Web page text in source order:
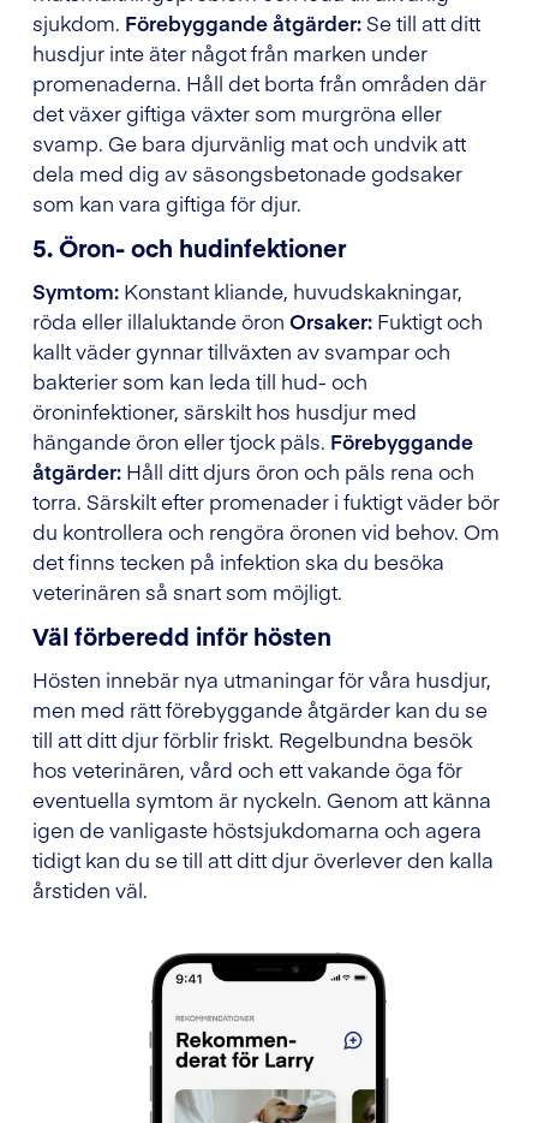
sjukdom. Förebyggande åtgärder:Se till att ditt
husdjur inte äter något från marken under
promenaderna. Håll det borta från områden där
det växer giftiga växter som murgröna eller
svamp. Ge bara djurvänlig mat och undvik att
dela med dig av säsongsbetonade godsaker
som kan vara giftiga för djur.
5. Öron- och hudinfektioner
Symtom: Konstant kliande, huvudskakningar,
röda eller illaluktande öron Orsaker: Fuktigt och
kallt väder gynnar tillväxten av svampar och
bakterier som kan leda till hud- och
öroninfektioner, särskilt hos husdjur med
hängande öron eller tjock päls. Förebyggande
åtgärder: Håll ditt djurs öron och päls rena och
torra. Särskilt efter promenader i fuktigt väder bör
du kontrollera och rengöra öronen vid behov. Om
det finns tecken på infektion ska du besöka
veterinären så snart som möjligt.
Väl förberedd inför hösten
Hösten innebär nya utmaningar för våra husdjur,
men med rätt förebyggande åtgärder kan du se
till att ditt djur förblir friskt. Regelbundna besök
hos veterinären, vård och ett vakande öga för
eventuella symtom är nyckeln. Genom att känna
igen de vanligaste höstsjukdomarna och agera
tidigt kan du se till att ditt djur överlever den kalla
årstiden väl.